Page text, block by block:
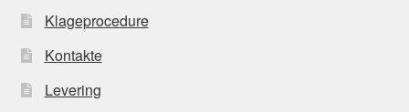
Klageprocedure
Kontakte
Levering